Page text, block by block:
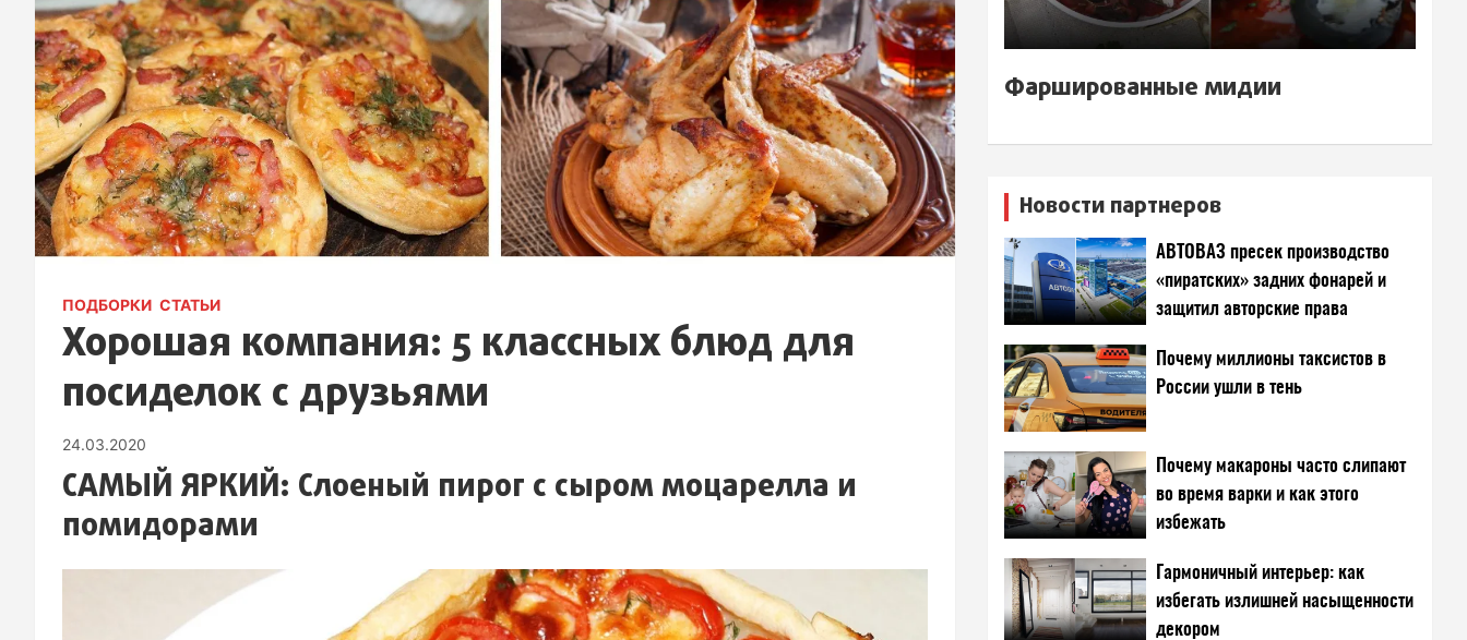
ПОДБОРКИ СТАТЬИ
Хорошая компания: 5 классных блюд для
посиделок с друзьями
24.03.2020
САМЫЙ ЯРКИЙ: Слоеный пирог с сыром моцарелла и
помидорами
Фаршированные мидии
Новости партнеров
АВТОВАЗ пресек производство
«пиратских» задних фонарей и
защитил авторские права
Почему миллионы таксистов в
России ушли в тень
Почему макароны часто слипают
во время варки и как этого
избежать
Гармоничный интерьер: как
избегать излишней насыщенности
декором